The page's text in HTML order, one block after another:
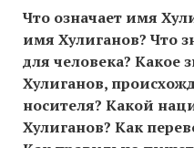
Что означает имя
имя Хулиганов? Что
для человека? Какое
Хулиганов,
носителя? Какой
Хулиганов? Как